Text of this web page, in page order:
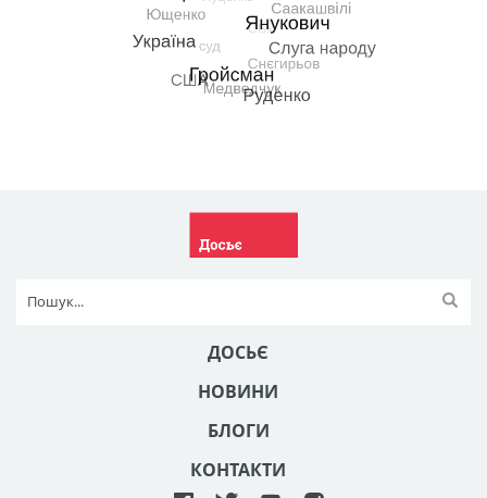
ДОСЬЄ
НОВИНИ
БЛОГИ
КОНТАКТИ